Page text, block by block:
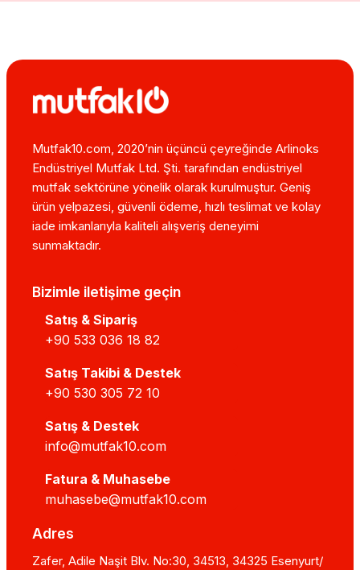
Mutfak10.com, 2020’nin üçüncü çeyreğinde Arlinoks
Endüstriyel Mutfak Ltd. Şti. tarafından endüstriyel
mutfak sektörüne yönelik olarak kurulmuştur. Geniş
ürün yelpazesi, güvenli ödeme, hızlı teslimat ve kolay
iade imkanlarıyla kaliteli alışveriş deneyimi
sunmaktadır.
Bizimle iletişime geçin
Satış & Sipariş
+90 533 036 18 82
Satış Takibi & Destek
+90 530 305 72 10
Satış & Destek
info@mutfak10.com
Fatura & Muhasebe
muhasebe@mutfak10.com
Adres
Zafer, Adile Naşit Blv. No:30, 34513, 34325 Esenyurt/